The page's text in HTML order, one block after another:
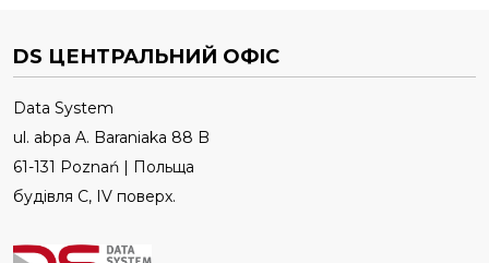
DS ЦЕНТРАЛЬНИЙ ОФІС
Data System
ul. abpa A. Baraniaka 88 B
61-131 Poznań | Польща
будівля C, IV поверх.